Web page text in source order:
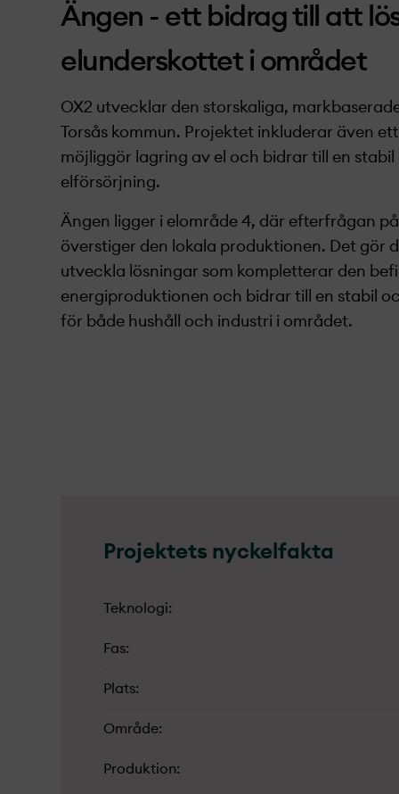
Ängen - ett bidrag till att
elunderskottet i området
OX2 utvecklar den storskaliga,
Torsås kommun. Projekt­et inkluderar även
möjliggör lagring av el och bidrar till en
elförsörjning.
Ängen ligger i elområde 4, där efterfrågan
överstiger den lokala produktionen. Det gör
utveckla lösningar som kompletterar den
energiproduktionen och bidrar till en stabil
för både hushåll och industri i området.
Projekt­ets nyckelfakta
Teknologi
Fas
Plats
Område
Produktion